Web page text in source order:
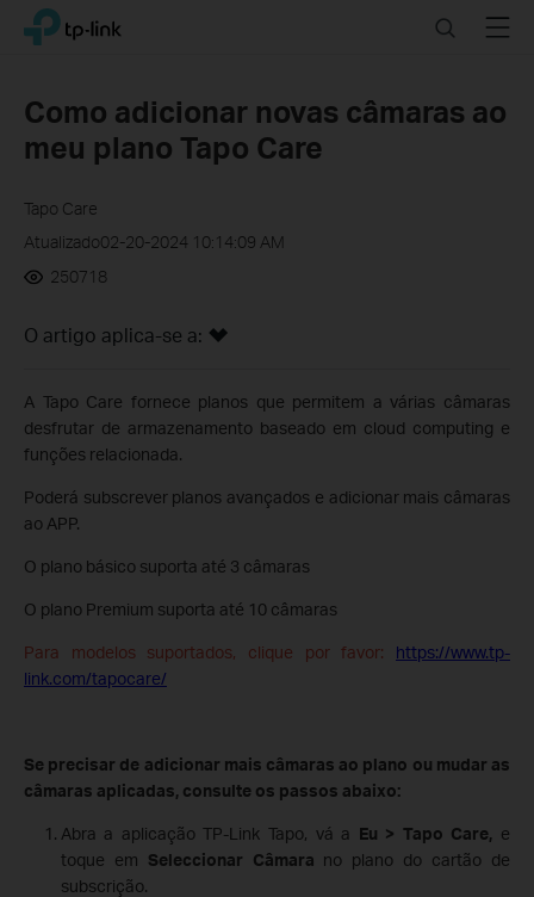
Click
navigation
TP-Link, Reliably Smart SearchMenu
Como adicionar novas câmaras ao
meu plano Tapo Care
Tapo Care
Atualizado02-20-2024 10:14:09 AM
250718
O artigo aplica-se a:
A Tapo Care fornece planos que permitem a várias câmaras
desfrutar de armazenamento baseado em cloud computing e
funções relacionada.
Poderá subscrever planos avançados e adicionar mais câmaras
ao APP.
O plano básico suporta até 3 câmaras
O plano Premium suporta até 10 câmaras
Para modelos suportados, clique por favor:
https://www.tp-
link.com/tapocare/
Se precisar de adicionar mais câmaras ao plano ou mudar as
câmaras aplicadas, consulte os passos abaixo:
Abra a aplicação TP-Link Tapo, vá a Eu > Tapo Care, e
toque em Seleccionar Câmara no plano do cartão de
subscrição.